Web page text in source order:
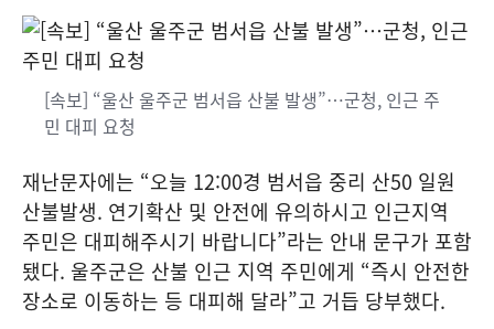
[속보] “울산 울주군 범서읍 산불 발생”…군청, 인근 주
민 대피 요청
재난문자에는 “오늘 12:00경 범서읍 중리 산50 일원
산불발생. 연기확산 및 안전에 유의하시고 인근지역
주민은 대피해주시기 바랍니다”라는 안내 문구가 포함
됐다. 울주군은 산불 인근 지역 주민에게 “즉시 안전한
장소로 이동하는 등 대피해 달라”고 거듭 당부했다.